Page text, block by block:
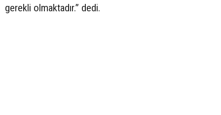
gerekli olmaktadır.” dedi.